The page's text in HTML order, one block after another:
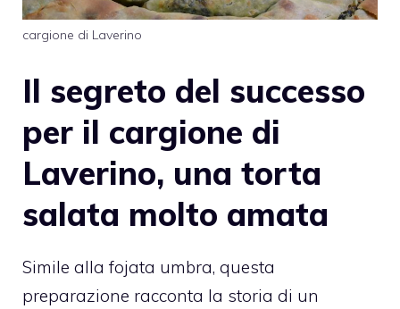
cargione di Laverino
Il segreto del successo
per il cargione di
Laverino, una torta
salata molto amata
Simile alla fojata umbra, questa
preparazione racconta la storia di un